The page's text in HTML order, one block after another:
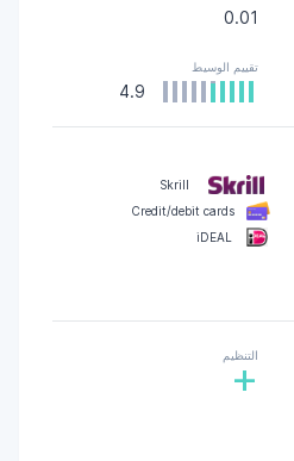
0.01
تقييم الوسيط
4.9
Skrill
Credit/debit cards
iDEAL
التنظيم
+